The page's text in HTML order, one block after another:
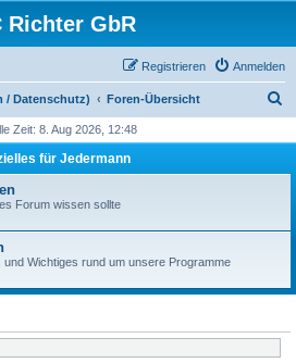
Richter GbR
Anmelden
Registrieren
/ Datenschutz) Foren-Übersicht
h
Zeit: 8. Aug 2026, 12:48
für Jedermann
Forum wissen sollte
und Wichtiges rund um unsere Programme